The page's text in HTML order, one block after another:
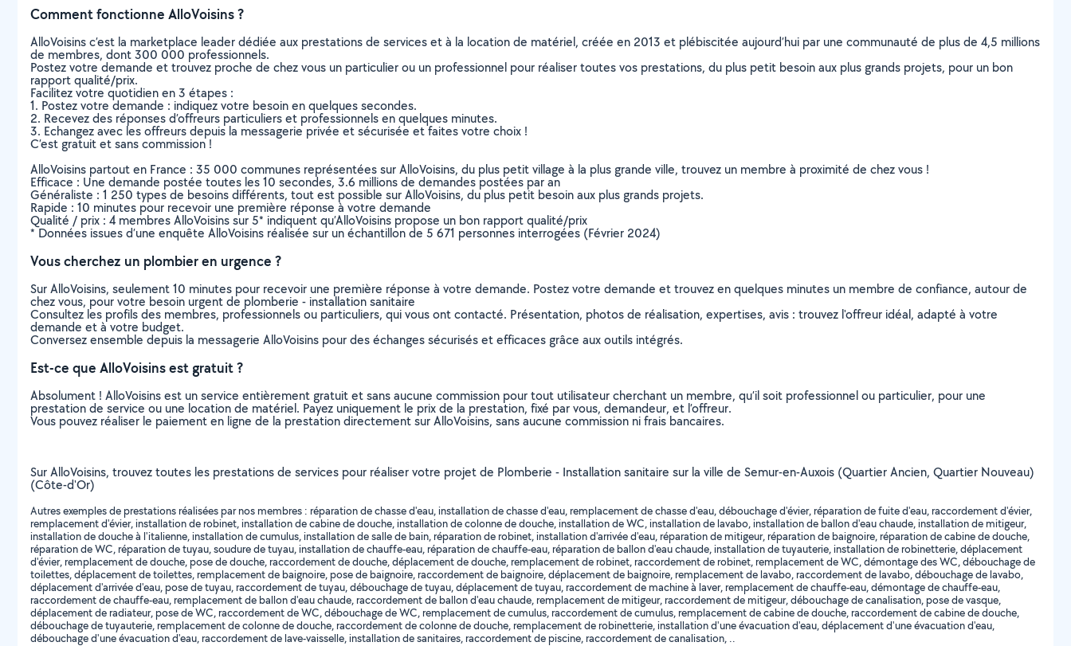
Comment fonctionne AlloVoisins ?
AlloVoisins c’est la marketplace leader dédiée aux prestations de services et à la location de matériel, créée en 2013 et plébiscitée aujourd’hui par une communauté de plus de 4,5 millions
de membres, dont 300 000 professionnels.
Postez votre demande et trouvez proche de chez vous un particulier ou un professionnel pour réaliser toutes vos prestations, du plus petit besoin aux plus grands projets, pour un bon
rapport qualité/prix.
Facilitez votre quotidien en 3 étapes :
1. Postez votre demande : indiquez votre besoin en quelques secondes.
2. Recevez des réponses d’offreurs particuliers et professionnels en quelques minutes.
3. Echangez avec les offreurs depuis la messagerie privée et sécurisée et faites votre choix !
C’est gratuit et sans commission !
AlloVoisins partout en France : 35 000 communes représentées sur AlloVoisins, du plus petit village à la plus grande ville, trouvez un membre à proximité de chez vous !
Efficace : Une demande postée toutes les 10 secondes, 3.6 millions de demandes postées par an
Généraliste : 1 250 types de besoins différents, tout est possible sur AlloVoisins, du plus petit besoin aux plus grands projets.
Rapide : 10 minutes pour recevoir une première réponse à votre demande
Qualité / prix : 4 membres AlloVoisins sur 5* indiquent qu’AlloVoisins propose un bon rapport qualité/prix
* Données issues d’une enquête AlloVoisins réalisée sur un échantillon de 5 671 personnes interrogées (Février 2024)
Vous cherchez un plombier en urgence ?
Sur AlloVoisins, seulement 10 minutes pour recevoir une première réponse à votre demande. Postez votre demande et trouvez en quelques minutes un membre de confiance, autour de
chez vous, pour votre besoin urgent de plomberie - installation sanitaire
Consultez les profils des membres, professionnels ou particuliers, qui vous ont contacté. Présentation, photos de réalisation, expertises, avis : trouvez l'offreur idéal, adapté à votre
demande et à votre budget.
Conversez ensemble depuis la messagerie AlloVoisins pour des échanges sécurisés et efficaces grâce aux outils intégrés.
Est-ce que AlloVoisins est gratuit ?
Absolument ! AlloVoisins est un service entièrement gratuit et sans aucune commission pour tout utilisateur cherchant un membre, qu’il soit professionnel ou particulier, pour une
prestation de service ou une location de matériel. Payez uniquement le prix de la prestation, fixé par vous, demandeur, et l’offreur.
Vous pouvez réaliser le paiement en ligne de la prestation directement sur AlloVoisins, sans aucune commission ni frais bancaires.
Sur AlloVoisins, trouvez toutes les prestations de services pour réaliser votre projet de Plomberie - Installation sanitaire sur la ville de Semur-en-Auxois (Quartier Ancien, Quartier Nouveau)
(Côte-d'Or)
Autres exemples de prestations réalisées par nos membres : réparation de chasse d'eau, installation de chasse d'eau, remplacement de chasse d'eau, débouchage d'évier, réparation de fuite d'eau, raccordement d'évier,
remplacement d'évier, installation de robinet, installation de cabine de douche, installation de colonne de douche, installation de WC, installation de lavabo, installation de ballon d'eau chaude, installation de mitigeur,
installation de douche à l'italienne, installation de cumulus, installation de salle de bain, réparation de robinet, installation d'arrivée d'eau, réparation de mitigeur, réparation de baignoire, réparation de cabine de douche,
réparation de WC, réparation de tuyau, soudure de tuyau, installation de chauffe-eau, réparation de chauffe-eau, réparation de ballon d'eau chaude, installation de tuyauterie, installation de robinetterie, déplacement
d'évier, remplacement de douche, pose de douche, raccordement de douche, déplacement de douche, remplacement de robinet, raccordement de robinet, remplacement de WC, démontage des WC, débouchage de
toilettes, déplacement de toilettes, remplacement de baignoire, pose de baignoire, raccordement de baignoire, déplacement de baignoire, remplacement de lavabo, raccordement de lavabo, débouchage de lavabo,
déplacement d'arrivée d'eau, pose de tuyau, raccordement de tuyau, débouchage de tuyau, déplacement de tuyau, raccordement de machine à laver, remplacement de chauffe-eau, démontage de chauffe-eau,
raccordement de chauffe-eau, remplacement de ballon d'eau chaude, raccordement de ballon d'eau chaude, remplacement de mitigeur, raccordement de mitigeur, débouchage de canalisation, pose de vasque,
déplacement de radiateur, pose de WC, raccordement de WC, débouchage de WC, remplacement de cumulus, raccordement de cumulus, remplacement de cabine de douche, raccordement de cabine de douche,
débouchage de tuyauterie, remplacement de colonne de douche, raccordement de colonne de douche, remplacement de robinetterie, installation d'une évacuation d'eau, déplacement d'une évacuation d'eau,
débouchage d'une évacuation d'eau, raccordement de lave-vaisselle, installation de sanitaires, raccordement de piscine, raccordement de canalisation, ..